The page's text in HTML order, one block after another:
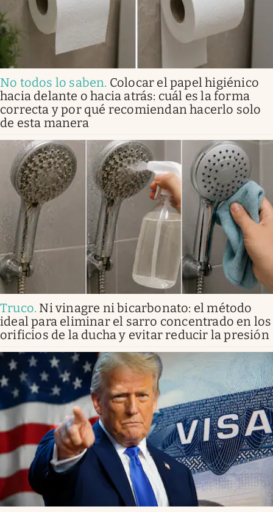
No todos lo saben. Colocar el papel higiénico
hacia delante o hacia atrás: cuál es la forma
correcta y por qué recomiendan hacerlo solo
de esta manera
Truco. Ni vinagre ni bicarbonato: el método
ideal para eliminar el sarro concentrado en los
orificios de la ducha y evitar reducir la presión